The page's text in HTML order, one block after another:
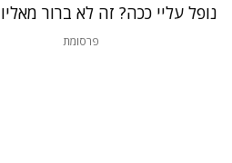
נופל עליי ככה? זה לא ברור
פרסומת